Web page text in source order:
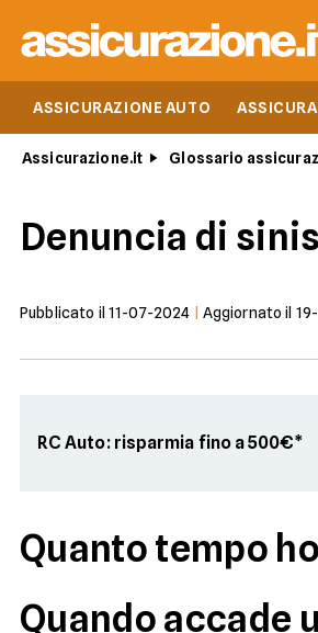
ASSICURAZIONE AUTO
Assicurazione.it Glossario
Denuncia di
Pubblicato il 11-07-2024 Aggiornato il
RC Auto: risparmia fino a 500€*
Quanto tempo
Quando accade